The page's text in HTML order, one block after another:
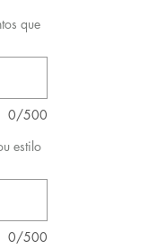
que
0/500
estilo
0/500